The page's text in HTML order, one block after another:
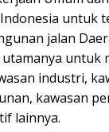
untuk
jalan
untuk
industri,
kawasan
lainnya.